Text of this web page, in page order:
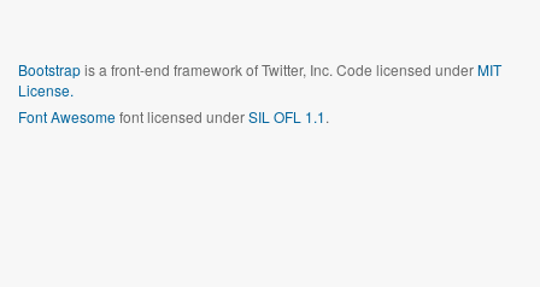
Bootstrapis a front-end framework of Twitter, Inc. Code licensed underMIT
License.
Font Awesomefont licensed underSIL OFL 1.1.